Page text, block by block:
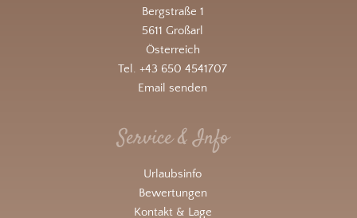
Bergstraße 1
5611 Großarl
Österreich
Tel. +43 650 4541707
Email senden
Service & Info
Urlaubsinfo
Bewertungen
Kontakt & Lage